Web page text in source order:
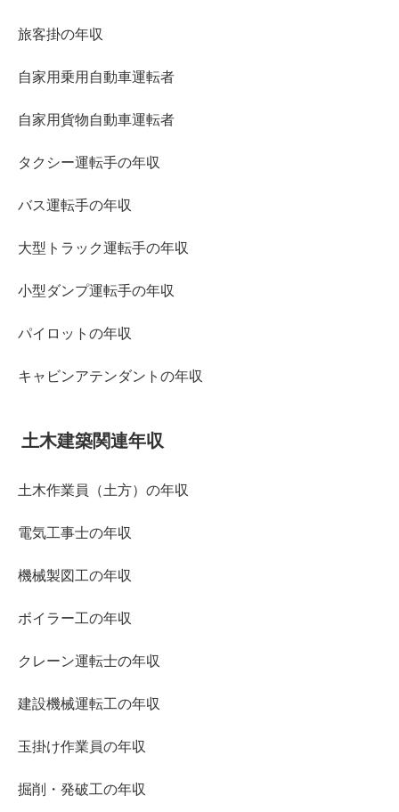
旅客掛の年収
自家用乗用自動車運転者
自家用貨物自動車運転者
タクシー運転手の年収
バス運転手の年収
大型トラック運転手の年収
小型ダンプ運転手の年収
パイロットの年収
キャビンアテンダントの年収
土木建築関連年収
土木作業員（土方）の年収
電気工事士の年収
機械製図工の年収
ボイラー工の年収
クレーン運転士の年収
建設機械運転工の年収
玉掛け作業員の年収
掘削・発破工の年収